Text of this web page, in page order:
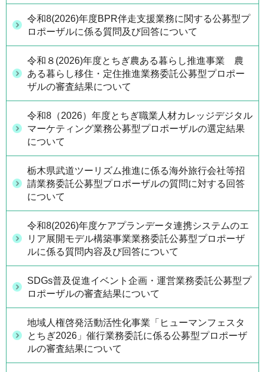
令和8(2026)年度BPR伴走支援業務に関する公募型プ
ロポーザルに係る質問及び回答について
令和８(2026)年度とちぎ農ある暮らし推進事業 農
ある暮らし移住・定住推進業務委託公募型プロポー
ザルの審査結果について
令和8（2026）年度とちぎ職業人材カレッジデジタル
マーケティング業務公募型プロポーザルの選定結果
について
栃木県武道ツーリズム推進に係る海外旅行会社等招
請業務委託公募型プロポーザルの質問に対する回答
について
令和8(2026)年度ケアプランデータ連携システムのエ
リア展開モデル構築事業業務委託公募型プロポーザ
ルに係る質問内容及び回答について
SDGs普及促進イベント企画・運営業務委託公募型プ
ロポーザルの審査結果について
地域人権啓発活動活性化事業「ヒューマンフェスタ
とちぎ2026」催行業務委託に係る公募型プロポーザ
ルの審査結果について